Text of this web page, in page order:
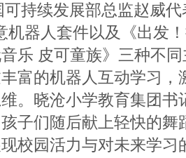
持续发展部总监赵威
机器人套件以及《出发
乐 皮可童族》三种不
富的机器人互动学习，
。晓沧小学教育集团书
子们随后献上轻快的舞
校园活力与对未来学习